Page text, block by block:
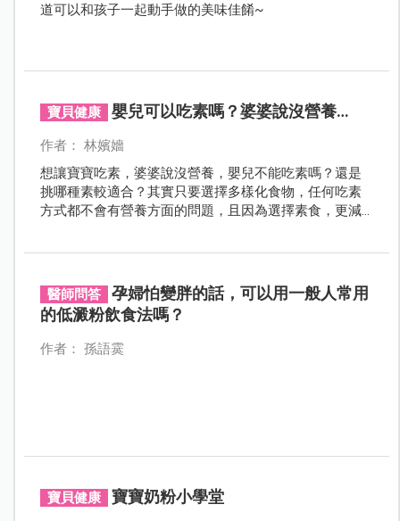
道可以和孩子一起動手做的美味佳餚~
寶貝健康 嬰兒可以吃素嗎？婆婆說沒營養…
作者： 林嬪嬙
想讓寶寶吃素，婆婆說沒營養，嬰兒不能吃素嗎？還是
挑哪種素較適合？其實只要選擇多樣化食物，任何吃素
方式都不會有營養方面的問題，且因為選擇素食，更減
醫師問答
孕婦怕變胖的話，可以用一般人常用
的低澱粉飲食法嗎？
作者： 孫語霙
寶貝健康 寶寶奶粉小學堂